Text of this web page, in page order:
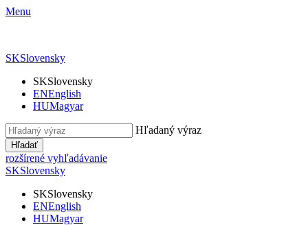
Menu
SKSlovensky
SKSlovensky
ENEnglish
HUMagyar
Hľadaný výraz
Hľadať
rozšírené vyhľadávanie
SKSlovensky
SKSlovensky
ENEnglish
HUMagyar